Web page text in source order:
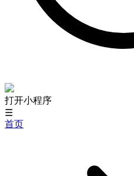
打开小程序
☰
首页